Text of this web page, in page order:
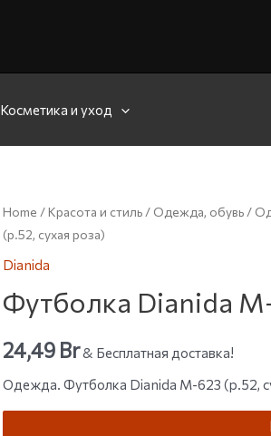
Косметика и уход
Home /Красота и стиль / Одежда, обувь /
(р.52, сухая роза)
Dianida
Футболка Dianida
24,49 Br& Бесплатная доставка!
Одежда. Футболка Dianida М-623 (р.52,